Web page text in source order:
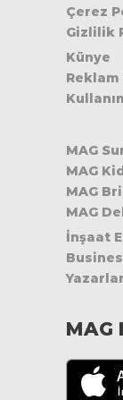
Çerez
Gizlilik
Künye
Reklam
MAG
MAG
MAG
MAG
İnşaat
MAG